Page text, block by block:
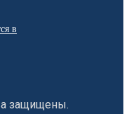
в
защищены.